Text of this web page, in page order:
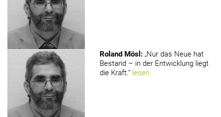
Roland Mösl : „Nur das Neue hat
Bestand – in der Entwicklung liegt
die Kraft.“ lesen